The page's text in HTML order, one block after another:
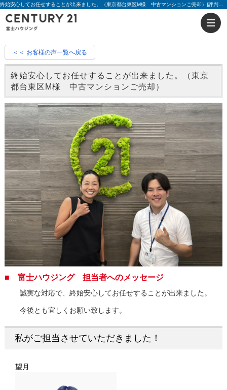
＜＜ お客様の声一覧へ戻る
終始安心してお任せすることが出来ました。（東京
都台東区M様 中古マンションご売却）
■ 富士ハウジング 担当者へのメッセージ
誠実な対応で、終始安心してお任せすることが出来ました。
今後とも宜しくお願い致します。
私がご担当させていただきました！
望月